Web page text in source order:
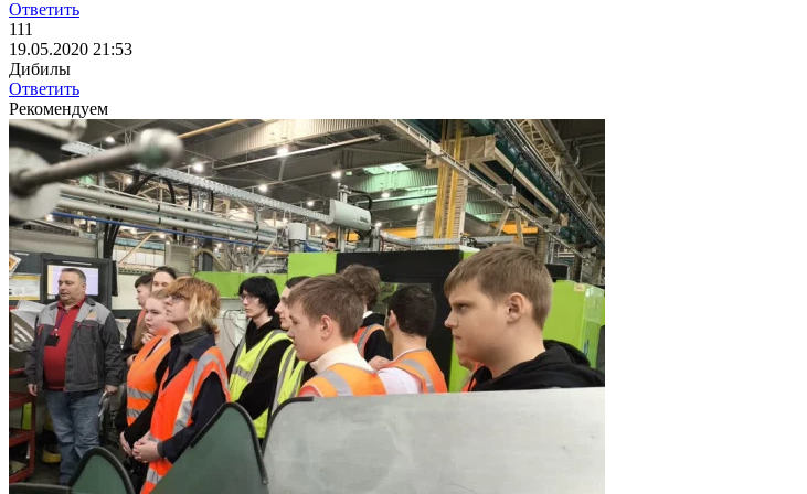
Ответить
111
19.05.2020 21:53
Дибилы
Ответить
Рекомендуем